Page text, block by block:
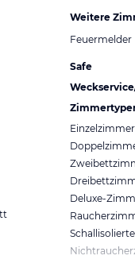
Weitere
Feuermelder
Safe
Einzelzimmer
Deluxe-